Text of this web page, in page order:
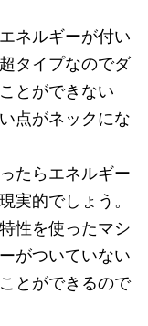
ネルギーが付い
タイプなのでダ
とができない
点がネックにな
たらエネルギー
実的でしょう。
性を使ったマシ
がついていない
とができるので